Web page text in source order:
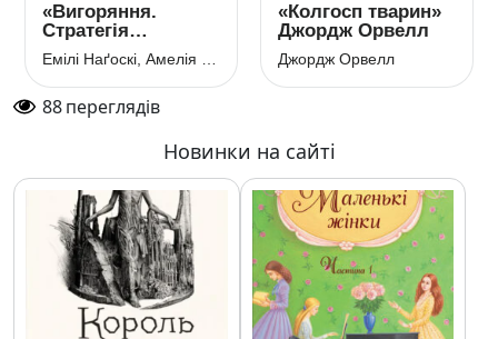
«Вигоряння.
Стратегія
боротьби з
виснаженням
удома та на
роботі» Емілі
Наґоскі, Амелія
«Колгосп тварин»
Джордж Орвелл
Джордж Орвелл
88переглядів
Новинки на сайті